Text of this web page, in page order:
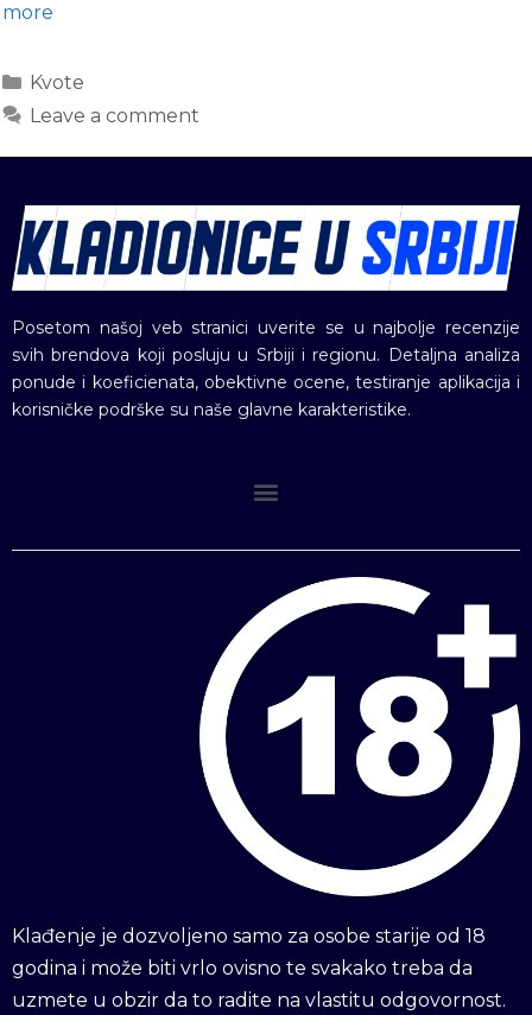
more
Kvote
Leave a comment
Posetom našoj veb stranici uverite se u najbolje recenzije
svih brendova koji posluju u Srbiji i regionu. Detaljna analiza
ponude i koeficienata, obektivne ocene, testiranje aplikacija i
korisničke podrške su naše glavne karakteristike.
Klađenje je dozvoljeno samo za osobe starije od 18
godina i može biti vrlo ovisno te svakako treba da
uzmete u obzir da to radite na vlastitu odgovornost.